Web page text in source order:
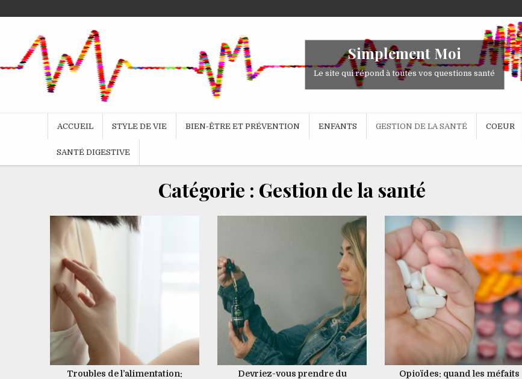
to
Simplement Moi
Le site qui répond à toutes vos questions santé
ACCUEIL STYLE DE VIE BIEN-ÊTRE ET PRÉVENTION ENFANTS GESTION DE LA SANTÉ COEUR
SANTÉ DIGESTIVE
Catégorie : Gestion de la santé
Troubles de l’alimentation:
Devriez-vous prendre du
Opioïdes: quand les méfaits